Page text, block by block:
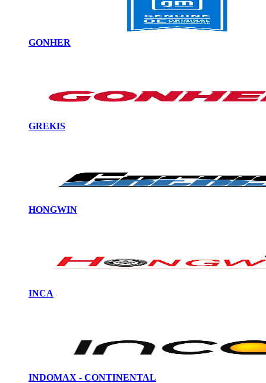
GONHER
GREKIS
HONGWIN
INCA
INDOMAX - CONTINENTAL